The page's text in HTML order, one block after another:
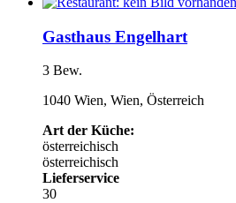
Gasthaus Engelhart
3 Bew.
1040 Wien, Wien, Österreich
Art der Küche:
österreichisch
österreichisch
Lieferservice
30